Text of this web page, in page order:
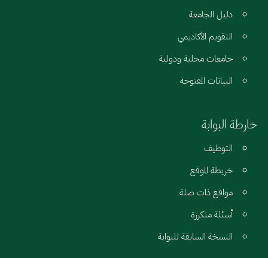
دليل الجامعة
التقويم الأكاديمي
جامعات محلية ودولية
البيانات المفتوحة
خارطة البوابة
التوظيف
خريطة الموقع
مواقع ذات صلة
أسئلة متكررة
النسخة السابقة للبوابة